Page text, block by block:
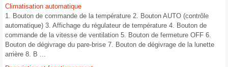
Climatisation automatique
1. Bouton de commande de la température 2. Bouton AUTO (contrôle
automatique) 3. Affichage du régulateur de température 4. Bouton de
commande de la vitesse de ventilation 5. Bouton de fermeture OFF 6.
Bouton de dégivrage du pare-brise 7. Bouton de dégivrage de la lunette
arrière 8. B ...